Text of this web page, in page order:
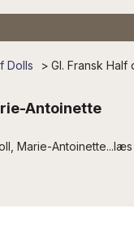
Dolls > Gl. Fransk Half
Antoinette
Marie-